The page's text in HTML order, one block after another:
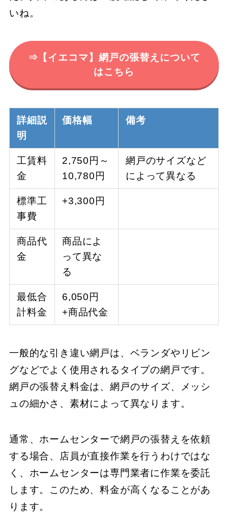
いね。
⇒【イエコマ】網戸の張替えについて
はこちら
詳細説
明
価格幅 備考
工賃料
金
2,750円～
10,780円
網戸のサイズなど
によって異なる
標準工
事費
+3,300円
商品代
金
商品によ
って異な
る
最低合
計料金
6,050円
+商品代金
一般的な引き違い網戸は、ベランダやリビン
グなどでよく使用されるタイプの網戸です。
網戸の張替え料金は、網戸のサイズ、メッシ
ュの細かさ、素材によって異なります。
通常、ホームセンターで網戸の張替えを依頼
する場合、店員が直接作業を行うわけではな
く、ホームセンターは専門業者に作業を委託
します。このため、料金が高くなることがあ
ります。